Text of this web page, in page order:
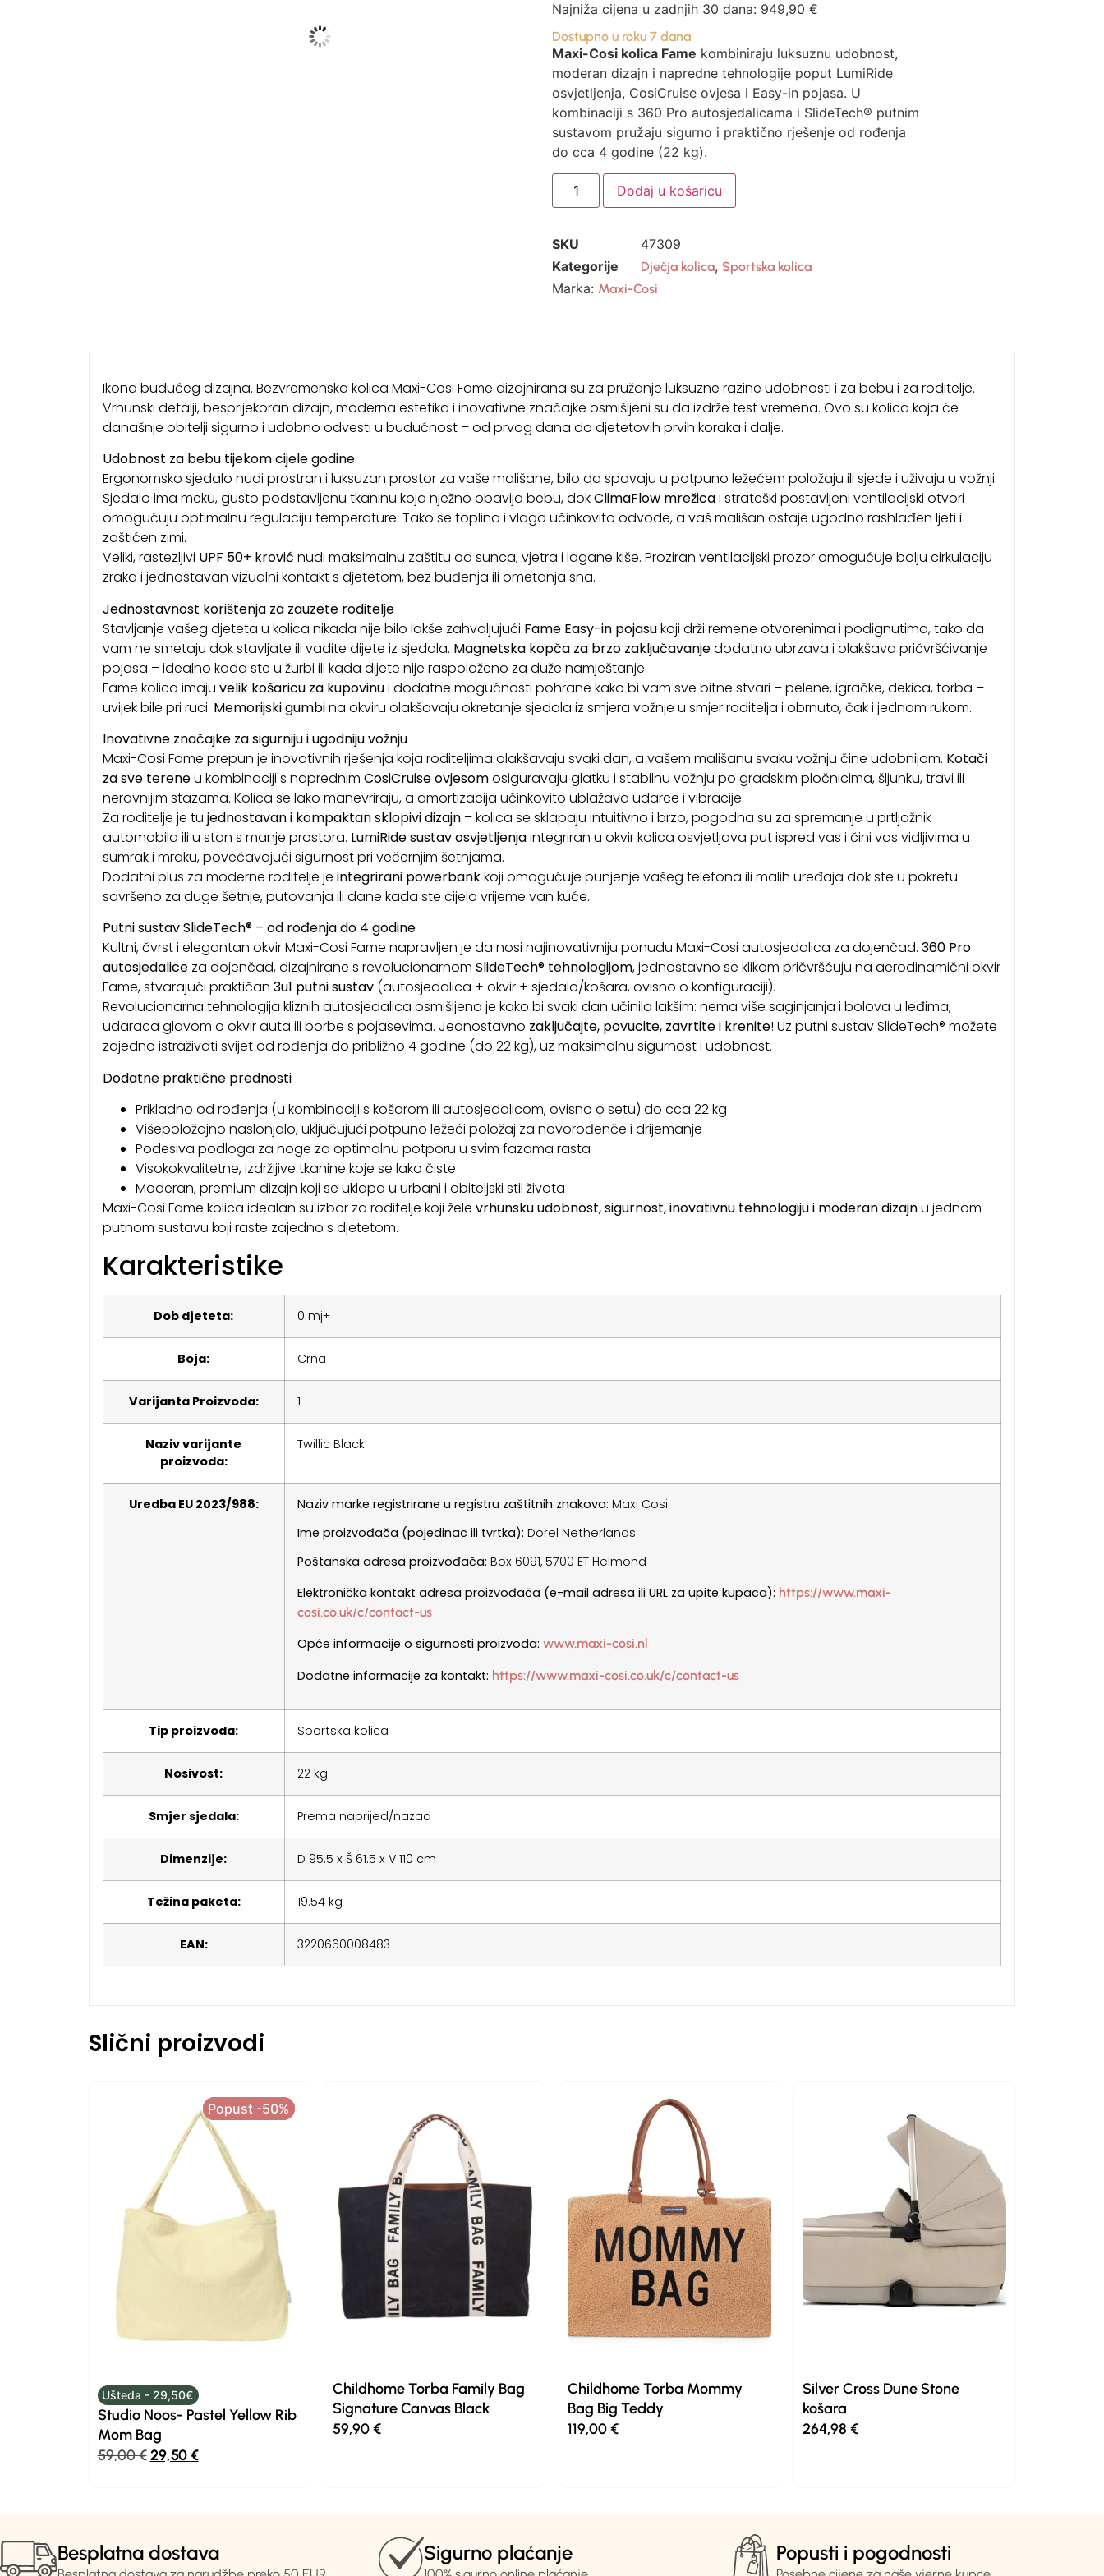
Najniža cijena u zadnjih 30 dana: 949,90 €
Dostupno u roku 7 dana
Maxi-Cosi kolica Fame kombiniraju luksuznu udobnost,
moderan dizajn i napredne tehnologije poput LumiRide
osvjetljenja, CosiCruise ovjesa i Easy-in pojasa. U
kombinaciji s 360 Pro autosjedalicama i SlideTech® putnim
sustavom pružaju sigurno i praktično rješenje od rođenja
do cca 4 godine (22 kg).
Dodaj u košaricu
SKU
47309
Kategorije
Dječja kolica, Sportska kolica
Marka: Maxi-Cosi
Ikona budućeg dizajna. Bezvremenska kolica Maxi-Cosi Fame dizajnirana su za pružanje luksuzne razine udobnosti i za bebu i za roditelje.
Vrhunski detalji, besprijekoran dizajn, moderna estetika i inovativne značajke osmišljeni su da izdrže test vremena. Ovo su kolica koja će
današnje obitelji sigurno i udobno odvesti u budućnost – od prvog dana do djetetovih prvih koraka i dalje.
Udobnost za bebu tijekom cijele godine
Ergonomsko sjedalo nudi prostran i luksuzan prostor za vaše mališane, bilo da spavaju u potpuno ležećem položaju ili sjede i uživaju u vožnji.
Sjedalo ima meku, gusto podstavljenu tkaninu koja nježno obavija bebu, dokClimaFlow mrežicai strateški postavljeni ventilacijski otvori
omogućuju optimalnu regulaciju temperature. Tako se toplina i vlaga učinkovito odvode, a vaš mališan ostaje ugodno rashlađen ljeti i
zaštićen zimi.
Veliki, rastezljivi UPF 50+ krović nudi maksimalnu zaštitu od sunca, vjetra i lagane kiše. Proziran ventilacijski prozor omogućuje bolju cirkulaciju
zraka i jednostavan vizualni kontakt s djetetom, bez buđenja ili ometanja sna.
Jednostavnost korištenja za zauzete roditelje
Stavljanje vašeg djeteta u kolica nikada nije bilo lakše zahvaljujući Fame Easy-in pojasukoji drži remene otvorenima i podignutima, tako da
vam ne smetaju dok stavljate ili vadite dijete iz sjedala. Magnetska kopča za brzo zaključavanjedodatno ubrzava i olakšava pričvršćivanje
pojasa – idealno kada ste u žurbi ili kada dijete nije raspoloženo za duže namještanje.
Fame kolica imaju velik košaricu za kupovinui dodatne mogućnosti pohrane kako bi vam sve bitne stvari – pelene, igračke, dekica, torba –
uvijek bile pri ruci. Memorijski gumbina okviru olakšavaju okretanje sjedala iz smjera vožnje u smjer roditelja i obrnuto, čak i jednom rukom.
Inovativne značajke za sigurniju i ugodniju vožnju
Maxi-Cosi Fame prepun je inovativnih rješenja koja roditeljima olakšavaju svaki dan, a vašem mališanu svaku vožnju čine udobnijom. Kotači
za sve tereneu kombinaciji s naprednim CosiCruise ovjesomosiguravaju glatku i stabilnu vožnju po gradskim pločnicima, šljunku, travi ili
neravnijim stazama. Kolica se lako manevriraju, a amortizacija učinkovito ublažava udarce i vibracije.
Za roditelje je tu jednostavan i kompaktan sklopivi dizajn– kolica se sklapaju intuitivno i brzo, pogodna su za spremanje u prtljažnik
automobila ili u stan s manje prostora. LumiRide sustav osvjetljenjaintegriran u okvir kolica osvjetljava put ispred vas i čini vas vidljivima u
sumrak i mraku, povećavajući sigurnost pri večernjim šetnjama.
Dodatni plus za moderne roditelje je integrirani powerbankkoji omogućuje punjenje vašeg telefona ili malih uređaja dok ste u pokretu –
savršeno za duge šetnje, putovanja ili dane kada ste cijelo vrijeme van kuće.
Putni sustav SlideTech® – od rođenja do 4 godine
Kultni, čvrst i elegantan okvir Maxi-Cosi Fame napravljen je da nosi najinovativniju ponudu Maxi-Cosi autosjedalica za dojenčad. 360 Pro
autosjedaliceza dojenčad, dizajnirane s revolucionarnom SlideTech® tehnologijom, jednostavno se klikom pričvršćuju na aerodinamični okvir
Fame, stvarajući praktičan 3u1 putni sustav(autosjedalica + okvir + sjedalo/košara, ovisno o konfiguraciji).
Revolucionarna tehnologija kliznih autosjedalica osmišljena je kako bi svaki dan učinila lakšim: nema više saginjanja i bolova u leđima,
udaraca glavom o okvir auta ili borbe s pojasevima. Jednostavno zaključajte, povucite, zavrtite i krenite! Uz putni sustav SlideTech® možete
zajedno istraživati svijet od rođenja do približno 4 godine (do 22 kg), uz maksimalnu sigurnost i udobnost.
Dodatne praktične prednosti
Prikladno od rođenja (u kombinaciji s košarom ili autosjedalicom, ovisno o setu) do cca 22 kg
Višepoložajno naslonjalo, uključujući potpuno ležeći položaj za novorođenče i drijemanje
Podesiva podloga za noge za optimalnu potporu u svim fazama rasta
Visokokvalitetne, izdržljive tkanine koje se lako čiste
Moderan, premium dizajn koji se uklapa u urbani i obiteljski stil života
Maxi-Cosi Fame kolica idealan su izbor za roditelje koji žele vrhunsku udobnost, sigurnost, inovativnu tehnologiju i moderan dizajnu jednom
putnom sustavu koji raste zajedno s djetetom.
Karakteristike
Dob djeteta: 0 mj+
Boja: Crna
Varijanta Proizvoda: 1
Naziv varijante
proizvoda:
Twillic Black
Uredba EU 2023/988: Naziv marke registrirane u registru zaštitnih znakova: Maxi Cosi
Ime proizvođača (pojedinac ili tvrtka): Dorel Netherlands
Poštanska adresa proizvođača: Box 6091, 5700 ET Helmond
Elektronička kontakt adresa proizvođača (e-mail adresa ili URL za upite kupaca): https://www.maxi-
cosi.co.uk/c/contact-us
Opće informacije o sigurnosti proizvoda: www.maxi-cosi.nl
Dodatne informacije za kontakt: https://www.maxi-cosi.co.uk/c/contact-us
Tip proizvoda: Sportska kolica
Nosivost: 22 kg
Smjer sjedala: Prema naprijed/nazad
Dimenzije: D 95.5 x Š 61.5 x V 110 cm
Težina paketa: 19.54 kg
EAN: 3220660008483
Slični proizvodi
Popust -50%
Popust -50%
Ušteda - 29,50€
Studio Noos- Pastel Yellow Rib
Mom Bag
59,00€ 29,50€
Childhome Torba Family Bag
Signature Canvas Black
59,90€
Childhome Torba Mommy
Bag Big Teddy
119,00€
Silver Cross Dune Stone
košara
264,98€
Besplatna dostava Sigurno plaćanje Popusti i pogodnosti